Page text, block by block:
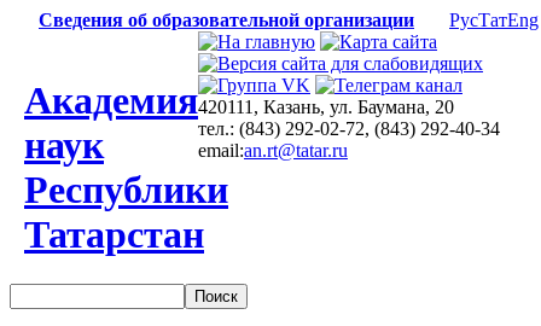
Сведения об образовательной организации РусТатEng
Академия
наук
Республики
Татарстан
420111, Казань, ул. Баумана, 20
тел.: (843) 292-02-72, (843) 292-40-34
email:an.rt@tatar.ru